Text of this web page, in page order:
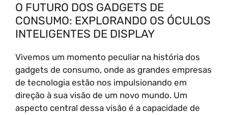
O FUTURO DOS GADGETS DE
CONSUMO: EXPLORANDO OS ÓCULOS
INTELIGENTES DE DISPLAY
Vivemos um momento peculiar na história dos
gadgets de consumo, onde as grandes empresas
de tecnologia estão nos impulsionando em
direção à sua visão de um novo mundo. Um
aspecto central dessa visão é a capacidade de